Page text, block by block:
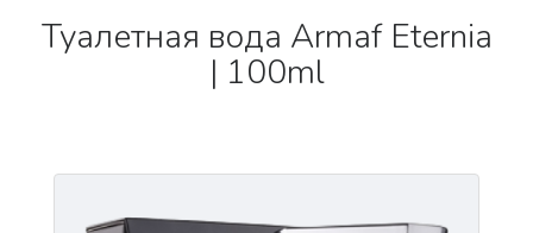
Туалетная вода Armaf Eternia
| 100ml